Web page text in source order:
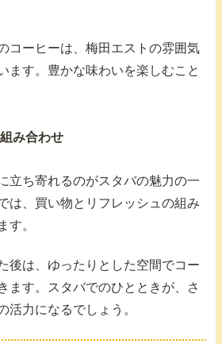
コーヒーは、梅田エストの雰囲気
ます。豊かな味わいを楽しむこと
み合わせ
立ち寄れるのがスタバの魅力の一
は、買い物とリフレッシュの組み
す。
後は、ゆったりとした空間でコー
ます。スタバでのひとときが、さ
活力になるでしょう。